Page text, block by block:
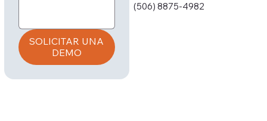
SOLICITAR UNA
DEMO
(506) 8875-4982